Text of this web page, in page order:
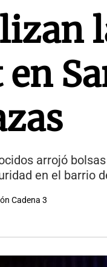
en
arrojó
en el barrio
Cadena 3